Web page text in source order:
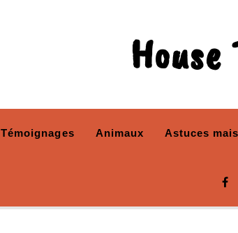
Témoignages Animaux Astuces